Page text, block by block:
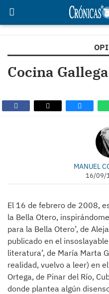
Cocina Gallega
MANUEL
16/09/
El 16 de febrero de 2008,
la Bella Otero,
para la Bella Otero’, de
publicado en el
literatura’, de María Marta
realidad, vuelvo a leer) en
Ortega, de Pinar del Río,
donde plantea algún